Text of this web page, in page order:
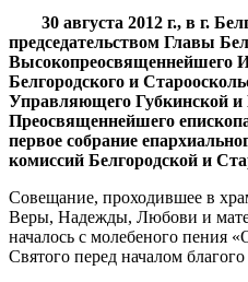
30 августа 2012 г., в г.
председательством Главы
Высокопреосвященнейшего
Белгородского и
Управляющего Губкинской и
Преосвященнейшего
первое собрание
комиссий Белгородской и
Совещание, проходившее в
Веры, Надежды, Любови и
началось с молебеного пения
Святого перед началом благого